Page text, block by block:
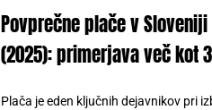
Povprečne plače v
(2025): primerjava več kot
Plača je eden ključnih dejavnikov pri